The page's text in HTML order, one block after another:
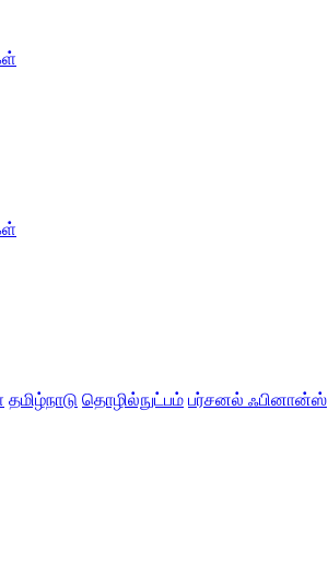
தமிழ்நாடு தொழில்நுட்பம் பர்சனல் ஃபினான்ஸ்